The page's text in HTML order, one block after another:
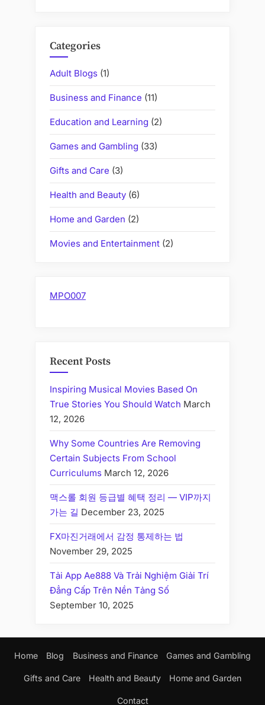
Categories
Adult Blogs (1)
Business and Finance (11)
Education and Learning (2)
Games and Gambling (33)
Gifts and Care (3)
Health and Beauty (6)
Home and Garden (2)
Movies and Entertainment (2)
MPO007
Recent Posts
Inspiring Musical Movies Based On
True Stories You Should Watch March
12, 2026
Why Some Countries Are Removing
Certain Subjects From School
Curriculums March 12, 2026
맥스롤 회원 등급별 혜택 정리 — VIP까지
가는 길 December 23, 2025
FX마진거래에서 감정 통제하는 법
November 29, 2025
Tải App Ae888 Và Trải Nghiệm Giải Trí
Đẳng Cấp Trên Nền Tảng Số
September 10, 2025
Home Blog Business and Finance Games and Gambling
Gifts and Care Health and Beauty Home and Garden
Contact